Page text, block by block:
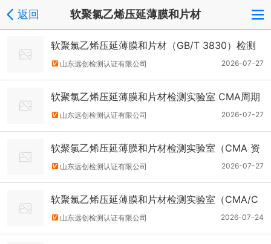
返回 软聚氯乙烯压延薄膜和片材
软聚氯乙烯压延薄膜和片材（GB/T 3830）检测
实验室必备条件
2026-07-27
山东远创检测认证有限公司
软聚氯乙烯压延薄膜和片材检测实验室 CMA周期
2026-07-27
山东远创检测认证有限公司
软聚氯乙烯压延薄膜和片材检测实验室（CMA 资
质认定）专业资质人员技术要求
2026-07-27
山东远创检测认证有限公司
软聚氯乙烯压延薄膜和片材检测实验室（CMA/C
NAS）认证通用流程
2026-07-24
山东远创检测认证有限公司